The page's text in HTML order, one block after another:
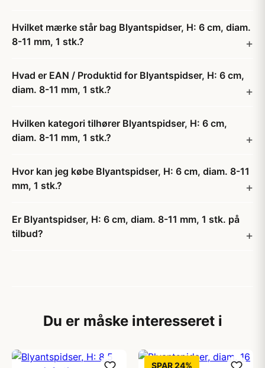
Hvilket mærke står bag Blyantspidser, H: 6 cm, diam.
8-11 mm, 1 stk.?
Hvad er EAN / Produktid for Blyantspidser, H: 6 cm,
diam. 8-11 mm, 1 stk.?
Hvilken kategori tilhører Blyantspidser, H: 6 cm,
diam. 8-11 mm, 1 stk.?
Hvor kan jeg købe Blyantspidser, H: 6 cm, diam. 8-11
mm, 1 stk.?
Er Blyantspidser, H: 6 cm, diam. 8-11 mm, 1 stk. på
tilbud?
Du er måske interesseret i
SPAR 24%